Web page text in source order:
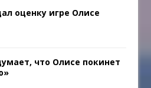
оценку игре Олисе
что Олисе покинет